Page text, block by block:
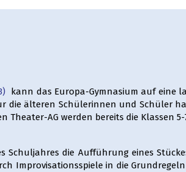
kann das Europa-Gymnasium auf eine
die älteren Schülerinnen und Schüler
Theater-AG werden bereits die Klassen
Schuljahres die Aufführung eines
Improvisationsspiele in die